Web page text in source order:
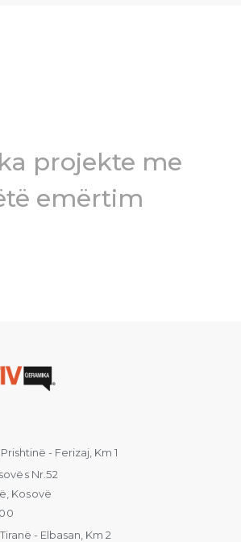
projekte me
emërtim
- Ferizaj, Km 1
Nr.52
Kosovë
- Elbasan, Km 2